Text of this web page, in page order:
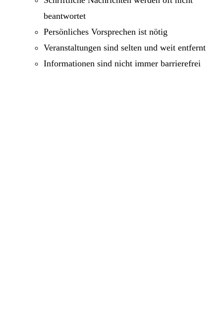
beantwortet
Persönliches Vorsprechen ist nötig
Veranstaltungen sind selten und weit entfernt
Informationen sind nicht immer barrierefrei